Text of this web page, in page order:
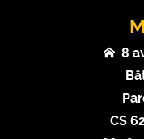
8
CS